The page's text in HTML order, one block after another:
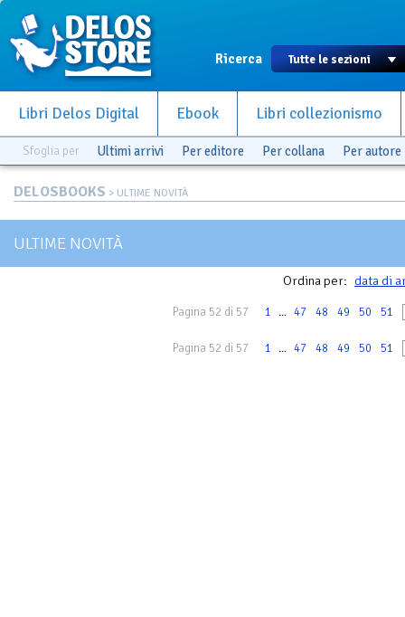
Ricerca
Libri Delos Digital Ebook Libri collezionismo
Sfoglia per Ultimi arrivi Per editore Per collana Per autore
DELOSBOOKS > ULTIME NOVITÀ
ULTIME NOVITÀ
Ordina per: data di
Pagina 52 di 57 1 ... 47 48 49 50 51
Pagina 52 di 57 1 ... 47 48 49 50 51